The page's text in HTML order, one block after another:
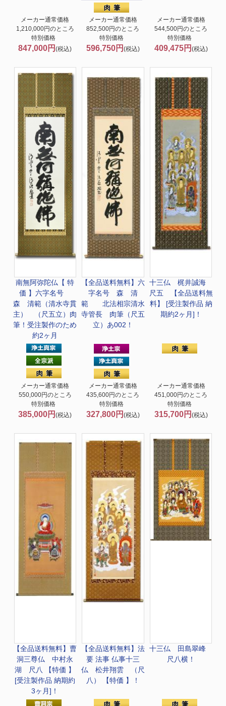
メーカー通常価格
1,210,000円のところ
特別価格
847,000円(税込)
メーカー通常価格
852,500円のところ
特別価格
596,750円 (税込)
メーカー通常価格
544,500円のところ
特別価格
409,475円 (税込)
南無阿弥陀仏 【 特
価 】六字名号
森 清範（清水寺貫
主） （尺五立）肉
筆！受注製作のため
約2ヶ月
メーカー通常価格
550,000円のところ
特別価格
385,000円(税込)
【全品送料無料】 六
字名号 森 清
範 北法相宗清水
寺管長 肉筆（尺五
立）あ002！
メーカー通常価格
435,600円のところ
特別価格
327,800円 (税込)
十三仏 梶井誠海
尺五 【全品送料無
料】 [受注製作品 納
期約2ヶ月]！
メーカー通常価格
451,000円のところ
特別価格
315,700円 (税込)
【全品送料無料】曹
洞三尊仏 中村永
湖 尺八 【特価 】
[受注製作品 納期約
3ヶ月]！
【全品送料無料】法
要 法事 仏事十三
仏 松井翔雲 （尺
八） 【特価 】！
十三仏 田島翠峰
尺八横！